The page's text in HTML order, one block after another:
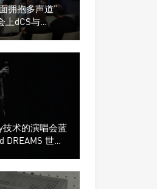
拥抱多声道”
上dCS与
演示系统
技术的演唱会蓝
DREAMS 世界